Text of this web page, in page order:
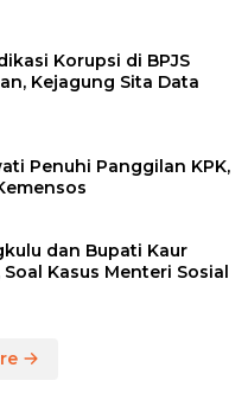
Korupsi di BPJS
Kejagung Sita Data
Penuhi Panggilan KPK,
dan Bupati Kaur
Kasus Menteri Sosial